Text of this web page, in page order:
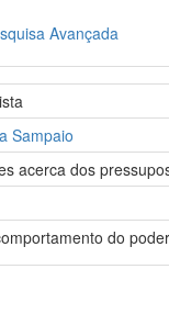
Avançada
Sampaio
acerca dos
do